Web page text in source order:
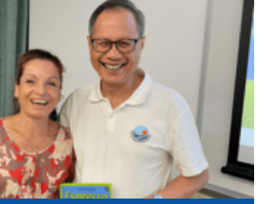
课程（以先到先得形式报名）及个
供网上报名/注册服务，申请人可在
」（不适用於手机）、VISA或
关课程的报名费或学费。除上述支
学历颁授课程设有网上服务，学
Online WeChat Pay）、支付宝
转数快（FPS）缴付学费，详情请
报名服务。